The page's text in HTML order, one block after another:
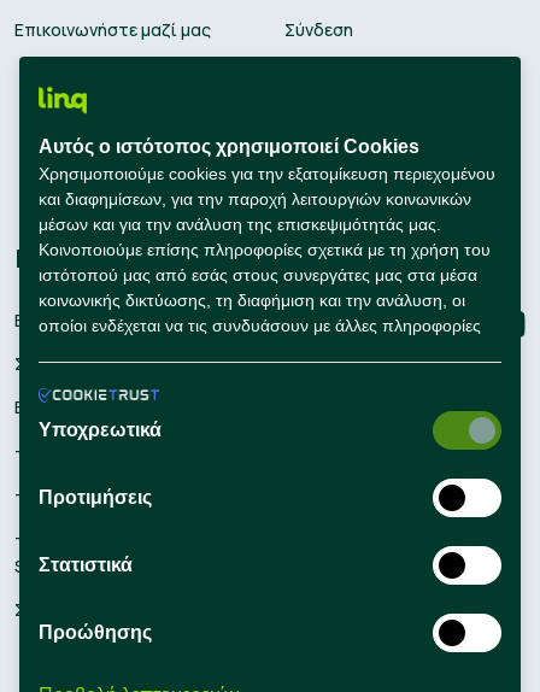
Επικοινωνήστε μαζί μας
Σύνδεση
Εκπαίδευση
Συμβουλές Καριέρας
Εταιρείες
Εγγραφή
Σύνδεση
Εργαλεία Προσλήψεων
– Self Service Hiring Solutions
– Talent Hiring Solutions
– Employer Branding
Solutions
Συμβουλές Προσλήψεων
Connect with us
Αυτός ο ιστότοπος χρησιμοποιεί Cookies
Χρησιμοποιούμε cookies για την εξατομίκευση περιεχομένου
και διαφημίσεων, για την παροχή λειτουργιών κοινωνικών
μέσων και για την ανάλυση της επισκεψιμότητάς μας.
Κοινοποιούμε επίσης πληροφορίες σχετικά με τη χρήση του
ιστότοπού μας από εσάς στους συνεργάτες μας στα μέσα
κοινωνικής δικτύωσης, τη διαφήμιση και την ανάλυση, οι
οποίοι ενδέχεται να τις συνδυάσουν με άλλες πληροφορίες
Υποχρεωτικά
Προτιμήσεις
Στατιστικά
Προώθησης